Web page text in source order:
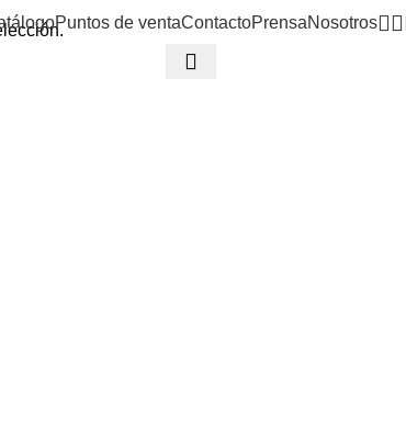
Puntos de ventaContactoPrensaNosotros